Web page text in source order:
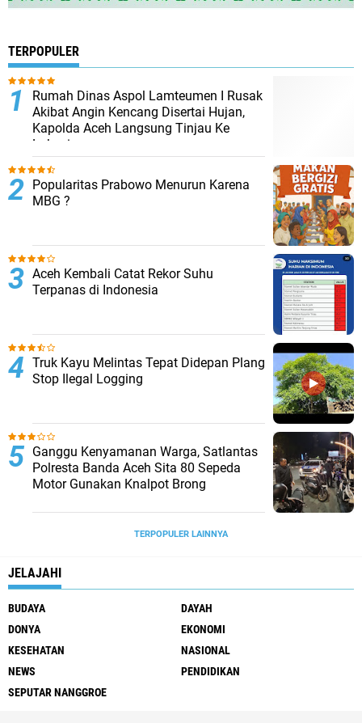
TERPOPULER
Rumah Dinas Aspol Lamteumen I Rusak
Akibat Angin Kencang Disertai Hujan,
Kapolda Aceh Langsung Tinjau Ke
Lokasi
Popularitas Prabowo Menurun Karena
MBG ?
Aceh Kembali Catat Rekor Suhu
Terpanas di Indonesia
Truk Kayu Melintas Tepat Didepan Plang
Stop Ilegal Logging
Ganggu Kenyamanan Warga, Satlantas
Polresta Banda Aceh Sita 80 Sepeda
Motor Gunakan Knalpot Brong
TERPOPULER LAINNYA
JELAJAHI
BUDAYA
DAYAH
DONYA
EKONOMI
KESEHATAN
NASIONAL
NEWS
PENDIDIKAN
SEPUTAR NANGGROE